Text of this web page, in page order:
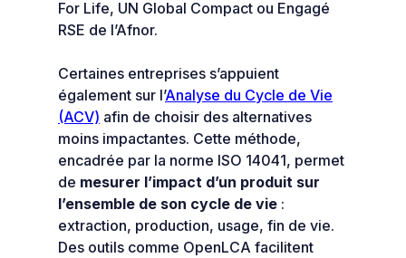
For Life, UN Global Compact ou Engagé
RSE de l’Afnor.
Certaines entreprises s’appuient
également sur l’Analyse du Cycle de Vie
(ACV) afin de choisir des alternatives
moins impactantes. Cette méthode,
encadrée par la norme ISO 14041, permet
de mesurer l’impact d’un produit sur
l’ensemble de son cycle de vie :
extraction, production, usage, fin de vie.
Des outils comme OpenLCA facilitent